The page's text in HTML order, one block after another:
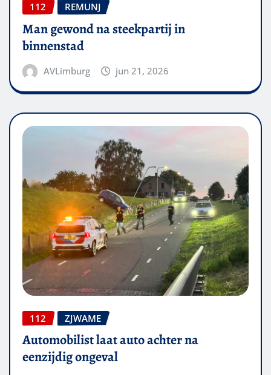
112 REMUNJ
Man gewond na steekpartij in
binnenstad
AVLimburg jun 21, 2026
112 ZJWAME
Automobilist laat auto achter na
eenzijdig ongeval